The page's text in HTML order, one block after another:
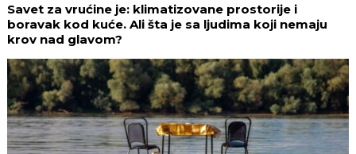
Savet za vrućine je: klimatizovane prostorije i
boravak kod kuće. Ali šta je sa ljudima koji nemaju
krov nad glavom?